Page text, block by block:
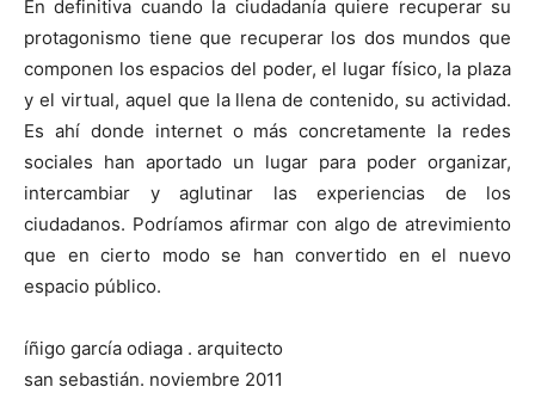
En definitiva cuando la ciudadanía quiere recuperar su
protagonismo tiene que recuperar los dos mundos que
componen los espacios del poder, el lugar físico, la plaza
y el virtual, aquel que la llena de contenido, su actividad.
Es ahí donde internet o más concretamente la redes
sociales han aportado un lugar para poder organizar,
intercambiar y aglutinar las experiencias de los
ciudadanos. Podríamos afirmar con algo de atrevimiento
que en cierto modo se han convertido en el nuevo
espacio público.
íñigo garcía odiaga . arquitecto
san sebastián. noviembre 2011